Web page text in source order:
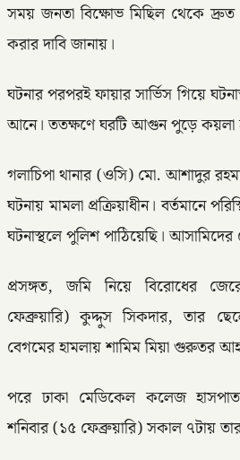
সময় জনতা বিক্ষোভ মিছিল থেকে দ্রুত
করার দাবি জানায়।
ঘটনার পরপরই ফায়ার সার্ভিস গিয়ে
আনে। ততক্ষণে ঘরটি আগুন পুড়ে কয়লা
গলাচিপা থানার (ওসি) মো. আশাদুর
ঘটনায় মামলা প্রক্রিয়াধীন। বর্তমানে
ঘটনাস্থলে পুলিশ পাঠিয়েছি। আসামিদের
প্রসঙ্গত, জমি নিয়ে বিরোধের
ফেব্রুয়ারি) কুদ্দুস সিকদার, তার
বেগমের হামলায় শামিম মিয়া গুরুতর
পরে ঢাকা মেডিকেল কলেজ
শনিবার (১৫ ফেব্রুয়ারি) সকাল ৭টায়